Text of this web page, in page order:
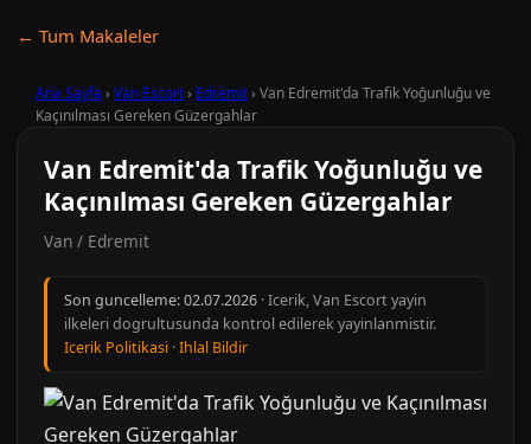
← Tum Makaleler
Ana Sayfa › Van Escort› Edremit› Van Edremit'da Trafik Yoğunluğu ve
Kaçınılması Gereken Güzergahlar
Van Edremit'da Trafik Yoğunluğu ve
Kaçınılması Gereken Güzergahlar
Van / Edremit
Son guncelleme:02.07.2026 · Icerik, Van Escort yayin
ilkeleri dogrultusunda kontrol edilerek yayinlanmistir.
Icerik Politikasi ·Ihlal Bildir